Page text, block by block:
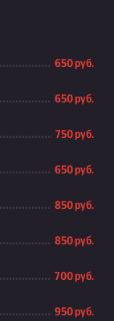
650 руб.
650 руб.
750 руб.
650 руб.
850 руб.
850 руб.
700 руб.
950 руб.